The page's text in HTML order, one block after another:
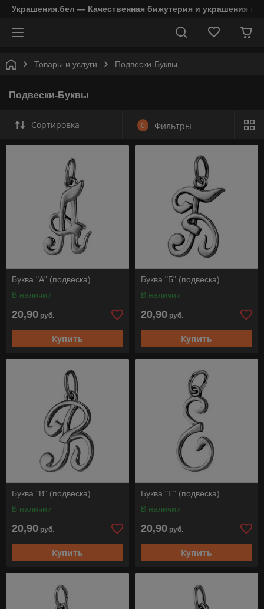
Украшения.бел — Качественная бижутерия и украшения в
Товары и услуги Подвески-Буквы
Подвески-Буквы
Сортировка 0 Фильтры
Буква "А" (подвеска)
В наличии
20,90 руб.
Купить
Буква "Б" (подвеска)
В наличии
20,90 руб.
Купить
Буква "В" (подвеска)
В наличии
20,90 руб.
Купить
Буква "Е" (подвеска)
В наличии
20,90 руб.
Купить